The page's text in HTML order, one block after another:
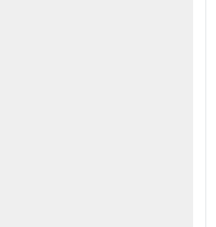
على الكفاءة ويمنح الشباب
لصناعة الواقع؟
هو الأساس الوحيد لحل